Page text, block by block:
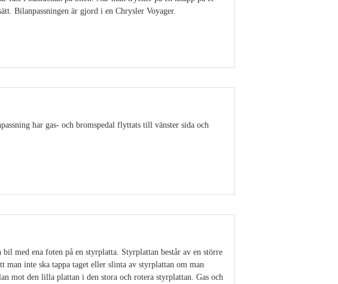
Bilanpassningen är gjord i en Chrysler Voyager.
har gas- och bromspedal flyttats till vänster sida och
med ena foten på en styrplatta. Styrplattan består av en större
inte ska tappa taget eller slinta av styrplattan om man
mot den lilla plattan i den stora och rotera styrplattan. Gas och